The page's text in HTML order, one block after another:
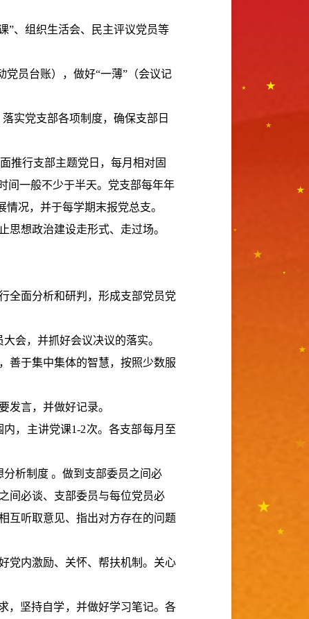
”、组织生活会、民主评议党员等
党员台账），做好“一薄”（会议记
实党支部各项制度，确保支部日
推行支部主题党日，每月相对固
间一般不少于半天。党支部每年年
况，并于每学期末报党总支。
想政治建设走形式、走过场。
全面分析和研判，形成支部党员党
会，并抓好会议决议的落实。
善于集中集体的智慧，按照少数服
发言，并做好记录。
内，主讲党课1-2次。各支部每月至
析制度 。做到支部委员之间必
间必谈、支部委员与每位党员必
互听取意见、指出对方存在的问题
党内激励、关怀、帮扶机制。 关心
，坚持自学，并做好学习笔记。各